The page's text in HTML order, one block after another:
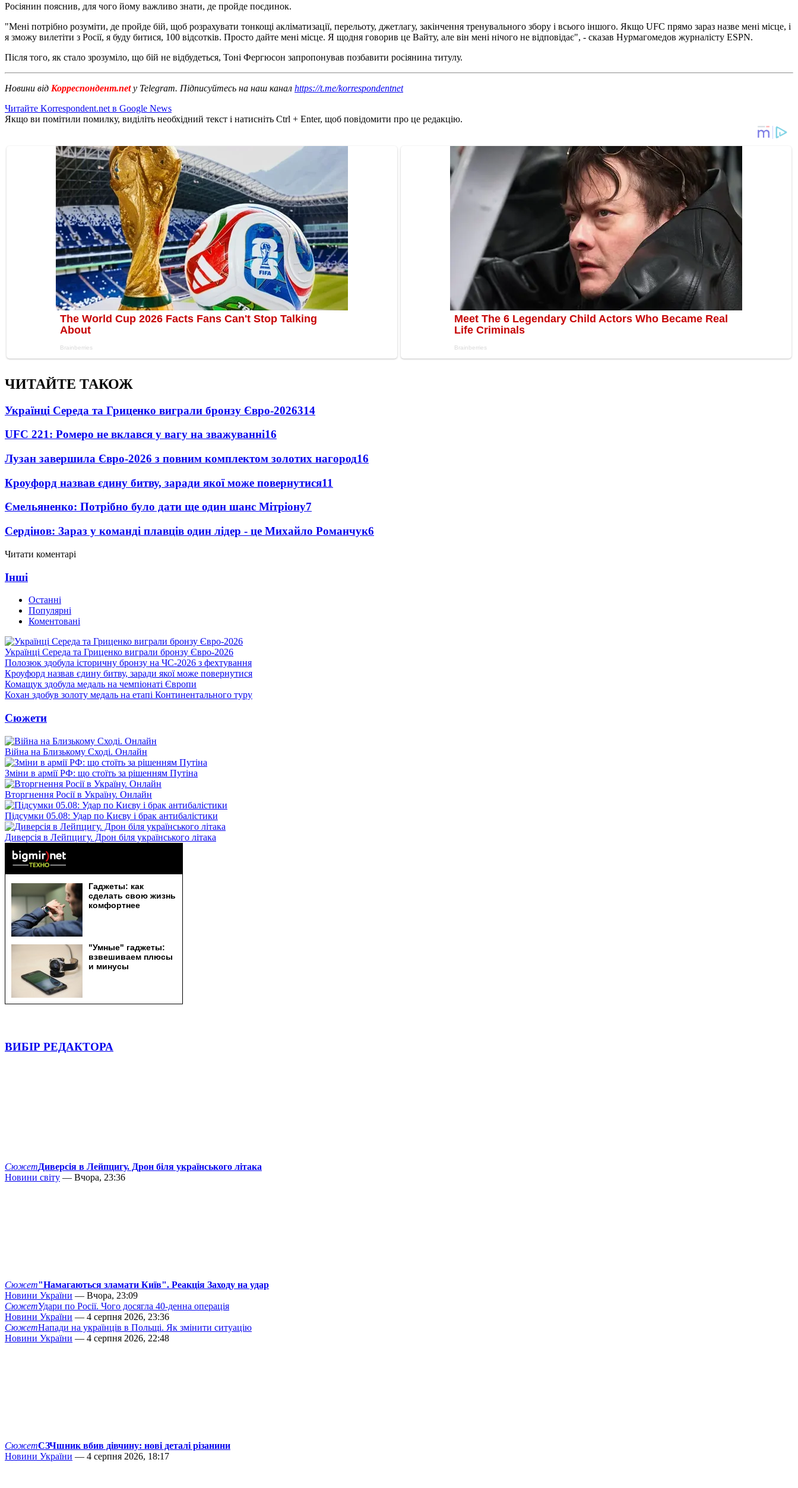
Росіянин пояснив, для чого йому важливо знати, де пройде поєдинок.
"Мені потрібно розуміти, де пройде бій, щоб розрахувати тонкощі акліматизації, перельоту, джетлагу, закінчення тренувального збору і всього іншого. Якщо UFC прямо зараз назве мені місце, і
я зможу вилетіти з Росії, я буду битися, 100 відсотків. Просто дайте мені місце. Я щодня говорив це Вайту, але він мені нічого не відповідає", - сказав Нурмагомедов журналісту ESPN.
Після того, як стало зрозуміло, що бій не відбудеться, Тоні Фергюсон запропонував позбавити росіянина титулу.
Новини від Корреспондент.net у Telegram. Підписуйтесь на наш канал https://t.me/korrespondentnet
Читайте Korrespondent.net в Google News
Якщо ви помітили помилку, виділіть необхідний текст і натисніть Ctrl + Enter, щоб повідомити про це редакцію.
ЧИТАЙТЕ ТАКОЖ
Українці Середа та Гриценко виграли бронзу Євро-2026314
UFC 221: Ромеро не вклався у вагу на зважуванні16
Лузан завершила Євро-2026 з повним комплектом золотих нагород16
Кроуфорд назвав єдину битву, заради якої може повернутися11
Ємельяненко: Потрібно було дати ще один шанс Мітріону7
Сердінов: Зараз у команді плавців один лідер - це Михайло Романчук6
Читати коментарі
Інші
Останні
Популярні
Коментовані
Українці Середа та Гриценко виграли бронзу Євро-2026
Полозюк здобула історичну бронзу на ЧС-2026 з фехтування
Кроуфорд назвав єдину битву, заради якої може повернутися
Комащук здобула медаль на чемпіонаті Європи
Кохан здобув золоту медаль на етапі Континентального туру
Сюжети
Війна на Близькому Сході. Онлайн
Зміни в армії РФ: що стоїть за рішенням Путіна
Вторгнення Росії в Україну. Онлайн
Підсумки 05.08: Удар по Києву і брак антибалістики
Диверсія в Лейпцигу. Дрон біля українського літака
ВИБІР РЕДАКТОРА
СюжетДиверсія в Лейпцигу. Дрон біля українського літака
Новини світу — Вчора, 23:36
Сюжет"Намагаються зламати Київ". Реакція Заходу на удар
Новини України — Вчора, 23:09
СюжетУдари по Росії. Чого досягла 40-денна операція
Новини України — 4 серпня 2026, 23:36
СюжетНапади на українців в Польщі. Як змінити ситуацію
Новини України — 4 серпня 2026, 22:48
СюжетСЗЧшник вбив дівчину: нові деталі різанини
Новини України — 4 серпня 2026, 18:17